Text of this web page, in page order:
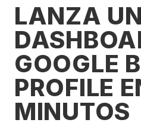
LANZA UN
GOOGLE
PROFILE
MINUTOS